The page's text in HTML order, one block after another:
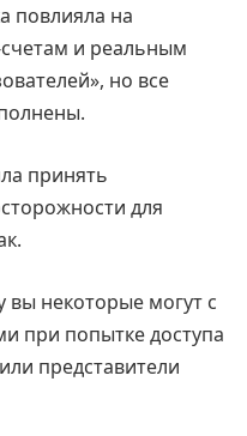
повлияла на
и реальным
но все
принять
для
некоторые могут с
при попытке доступа
представители